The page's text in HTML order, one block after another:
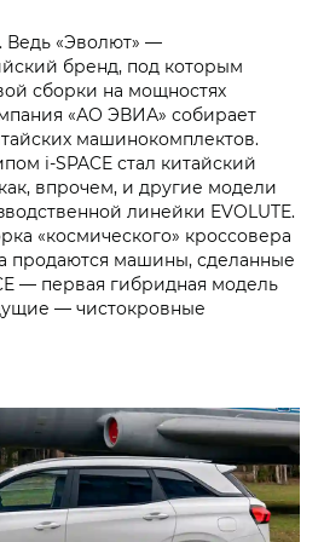
Ведь «Эволют» —
бренд, под которым
сборки на мощностях
«АО ЭВИА» собирает
машинокомплектов.
i‑SPACE стал китайский
впрочем, и другие модели
линейки EVOLUTE.
«космического» кроссовера
продаются машины, сделанные
— первая гибридная модель
— чистокровные